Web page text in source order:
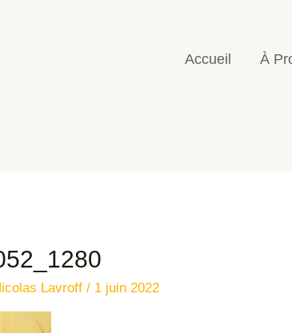
Accueil À
Lavroff/ 1 juin 2022